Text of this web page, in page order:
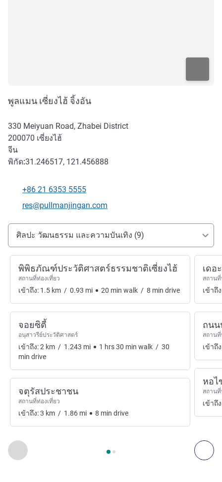
พูลแมน เซี่ยงไฮ้ จิ้งอัน
330 Meiyuan Road, Zhabei District
200070 เซี่ยงไฮ้
จีน
พิกัด:31.246517, 121.456888
โทรศัพท์
+86 21 6353 5555
อีเมลติดต่อ
res@pullmanjingan.com
การเข้าถึงและการเดินทาง
ศิลปะ วัฒนธรรม และความบันเทิง (9)
ก่อนหน้า - ศิลปะ วัฒนธรรม และความบันเทิง ถั
หน้า1 , ศิลปะ วัฒนธรรม และความบันเทิง 1 :, ศิลปะ วั
พิพิธภัณฑ์ประวัติศาสตร์ธรรมชาติเซี่ยงไฮ้
สถานที่ท่องเที่ยว
เข้าถึง: 1.5 km / 0.93 mi 20 min walk / 8 min drive
จอยซิตี้
อนุสาวรีย์ประวัติศาสตร์
เข้าถึง:2 km / 1.243 mi 1 hrs30 min walk / 30
min drive
จตุรัสประชาชน
สถานที่ท่องเที่ยว
เข้าถึง:3 km / 1.86 mi 8 min drive
เดอ
สถานที่
เข้าถึ
ถนน
สถานที่
เข้าถึ
หอไ
สถานที่
เข้าถึ